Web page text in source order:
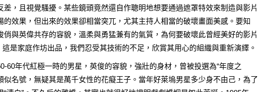
差，且視覺騷擾。某些鏡頭竟然還自作聰明地想要通過遮罩特效來制造與影片
的效果，但出來的效果卻相當突兀，尤其主持人相當的破壞畫面美感。要知
與英偉共存的容貌，溫柔與勇猛兼有的氣質，為何要破壞此曾經美好的影片
這是家庭作坊出品，我們忍受其技術的不足，欣賞其用心的組織與重新演繹。
60年代紅極一時的男星，英俊的容貌，強壯的身材，曾被投選為“年度之
似名號，無疑其是萬千女性的花癡王子。當年好萊塢男星多少身不由己，為了